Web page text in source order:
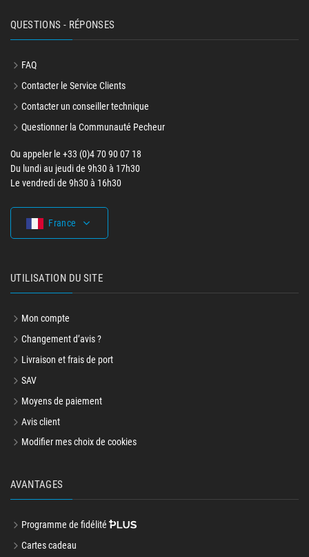
QUESTIONS - RÉPONSES
FAQ
Contacter le Service Clients
Contacter un conseiller technique
Questionner la Communauté Pecheur
Ou appeler le +33 (0)4 70 90 07 18
Du lundi au jeudi de 9h30 à 17h30
Le vendredi de 9h30 à 16h30
France
UTILISATION DU SITE
Mon compte
Changement d’avis ?
Livraison et frais de port
SAV
Moyens de paiement
Avis client
Modifier mes choix de cookies
AVANTAGES
Programme de fidélité
Cartes cadeau